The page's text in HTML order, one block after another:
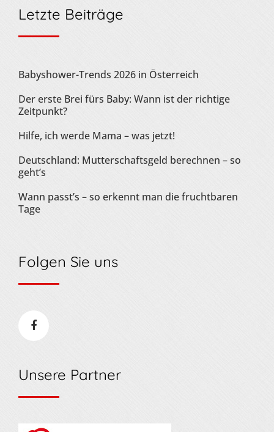
Letzte Beiträge
Babyshower-Trends 2026 in Österreich
Der erste Brei fürs Baby: Wann ist der richtige
Zeitpunkt?
Hilfe, ich werde Mama – was jetzt!
Deutschland: Mutterschaftsgeld berechnen – so
geht’s
Wann passt’s – so erkennt man die fruchtbaren
Tage
Folgen Sie uns
Unsere Partner